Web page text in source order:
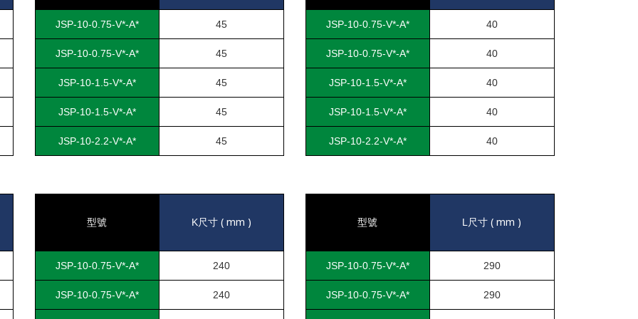
JSP-10-0.75-V*-A* 45
JSP-10-0.75-V*-A* 45
JSP-10-1.5-V*-A* 45
JSP-10-1.5-V*-A* 45
JSP-10-2.2-V*-A* 45
JSP-10-0.75-V*-A* 40
JSP-10-0.75-V*-A* 40
JSP-10-1.5-V*-A* 40
JSP-10-1.5-V*-A* 40
JSP-10-2.2-V*-A* 40
型號 K尺寸( mm )
JSP-10-0.75-V*-A* 240
JSP-10-0.75-V*-A* 240
型號 L 尺寸 ( mm )
JSP-10-0.75-V*-A* 290
JSP-10-0.75-V*-A* 290